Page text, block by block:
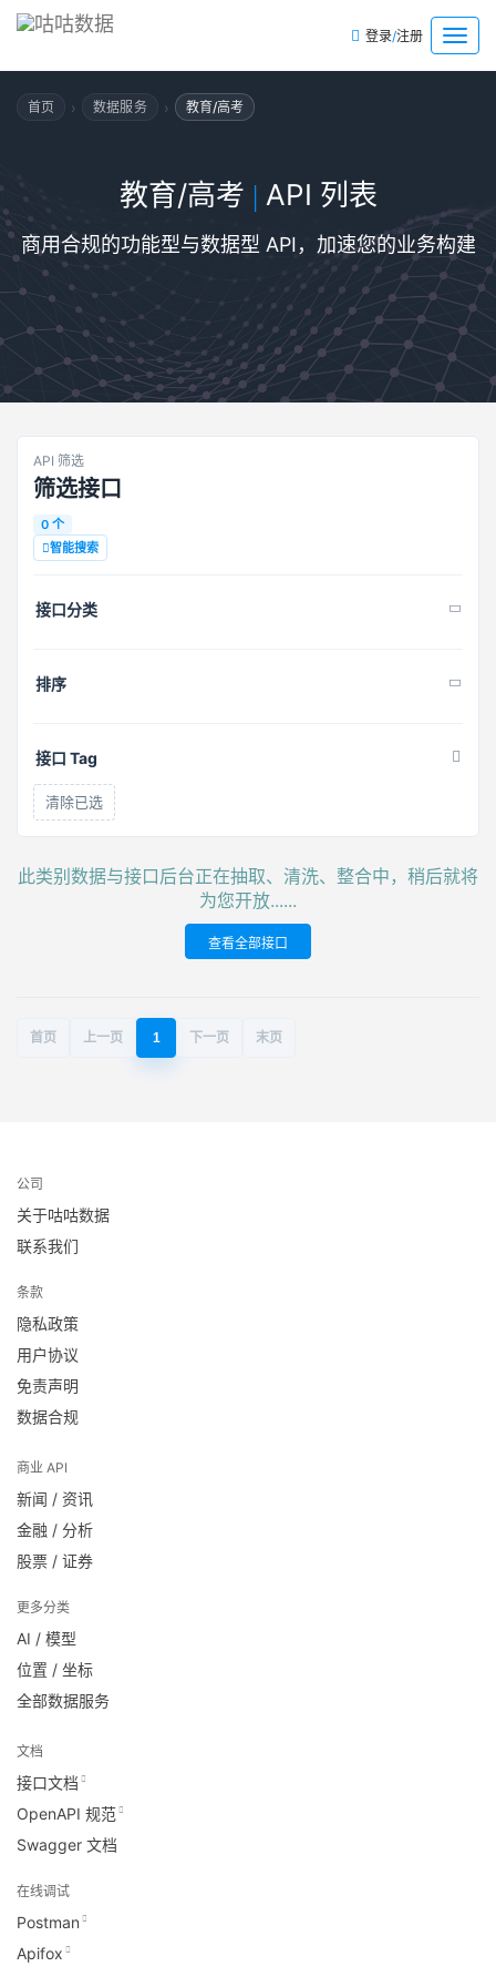
菜
单
登录/注册
首页 › 数据服务 › 教育/高考
教育/高考 | API 列表
商用合规的功能型与数据型 API，加速您的业务构建
API 筛选
筛选接口
0 个
智能搜索
接口分类
排序
接口 Tag
清除已选
此类别数据与接口后台正在抽取、清洗、整合中，稍后就将
为您开放......
查看全部接口
首页 上一页 1 下一页 末页
公司
关于咕咕数据
联系我们
条款
隐私政策
用户协议
免责声明
数据合规
商业 API
新闻 / 资讯
金融 / 分析
股票 / 证券
更多分类
AI / 模型
位置 / 坐标
全部数据服务
文档
接口文档
OpenAPI 规范
Swagger 文档
在线调试
Postman
Apifox